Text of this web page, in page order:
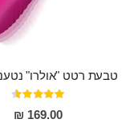
דירוג:
91%
169.00 ₪